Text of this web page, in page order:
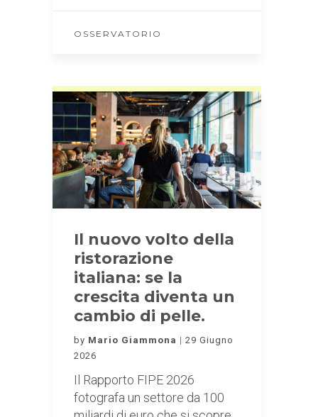
OSSERVATORIO
Il nuovo volto della
ristorazione
italiana: se la
crescita diventa un
cambio di pelle.
by Mario Giammona
29 Giugno
2026
Il Rapporto FIPE 2026
fotografa un settore da 100